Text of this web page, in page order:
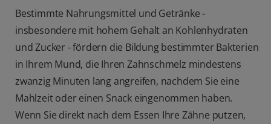
Bestimmte Nahrungsmittel und Getränke -
insbesondere mit hohem Gehalt an Kohlenhydraten
und Zucker - fördern die Bildung bestimmter Bakterien
in Ihrem Mund, die Ihren Zahnschmelz mindestens
zwanzig Minuten lang angreifen, nachdem Sie eine
Mahlzeit oder einen Snack eingenommen haben.
Wenn Sie direkt nach dem Essen Ihre Zähne putzen,